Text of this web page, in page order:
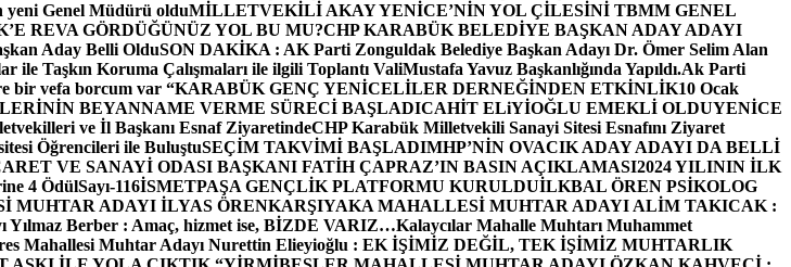
yeni Genel Müdürü olduMİLLETVEKİLİ AKAY YENİCE’NİN YOL ÇİLESİNİ TBMM GENEL
REVA GÖRDÜĞÜNÜZ YOL BU MU?CHP KARABÜK BELEDİYE BAŞKAN ADAY ADAYI
Aday Belli OlduSON DAKİKA : AK Parti Zonguldak Belediye Başkan Adayı Dr. Ömer Selim Alan
Taşkın Koruma Çalışmaları ile ilgili Toplantı ValiMustafa Yavuz Başkanlığında Yapıldı.Ak Parti
bir vefa borcum var “KARABÜK GENÇ YENİCELİLER DERNEĞİNDEN ETKİNLİK10 Ocak
BEYANNAME VERME SÜRECİ BAŞLADICAHİT ELiYİOĞLU EMEKLİ OLDUYENİCE
ve İl Başkanı Esnaf ZiyaretindeCHP Karabük Milletvekili Sanayi Sitesi Esnafını Ziyaret
Öğrencileri ile BuluştuSEÇİM TAKVİMİ BAŞLADIMHP’NİN OVACIK ADAY ADAYI DA BELLİ
VE SANAYİ ODASI BAŞKANI FATİH ÇAPRAZ’IN BASIN AÇIKLAMASI2024 YILININ İLK
4 ÖdülSayı-116İSMETPAŞA GENÇLİK PLATFORMU KURULDUİLKBAL ÖREN PSİKOLOG
MUHTAR ADAYI İLYAS ÖRENKARŞIYAKA MAHALLESİ MUHTAR ADAYI ALİM TAKICAK :
Yılmaz Berber : Amaç, hizmet ise, BİZDE VARIZ…Kalaycılar Mahalle Muhtarı Muhammet
Mahallesi Muhtar Adayı Nurettin Elieyioğlu : EK İŞİMİZ DEĞİL, TEK İŞİMİZ MUHTARLIK